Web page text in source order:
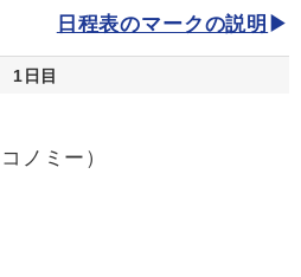
日程表のマークの説明
1日目
ノミー）